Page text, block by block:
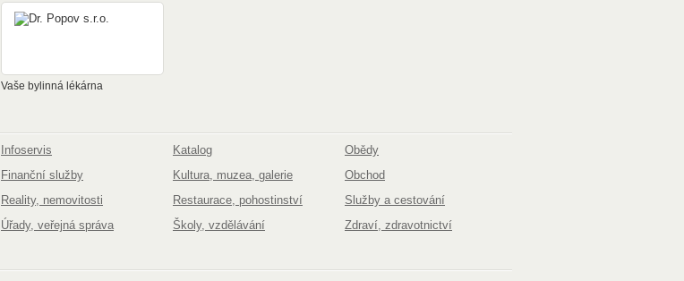
Vaše bylinná lékárna
Infoservis Katalog
Obědy
Finanční služby Kultura, muzea, galerie
Obchod
Reality, nemovitosti Restaurace, pohostinství
Služby a cestování
Úřady, veřejná správa Školy, vzdělávání
Zdraví, zdravotnictví